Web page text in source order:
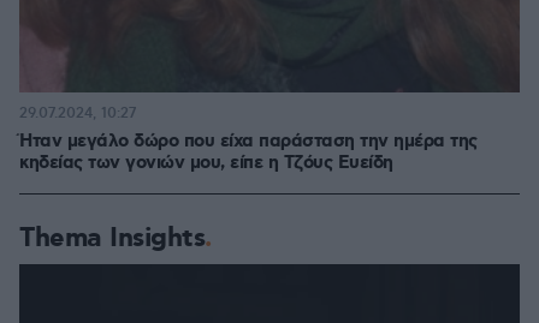
Ήταν μεγάλο δώρο που είχα παράσταση την ημέρα της
κηδείας των γονιών μου, είπε η Τζόυς Ευείδη
29.07.2024, 10:27
Thema Insights